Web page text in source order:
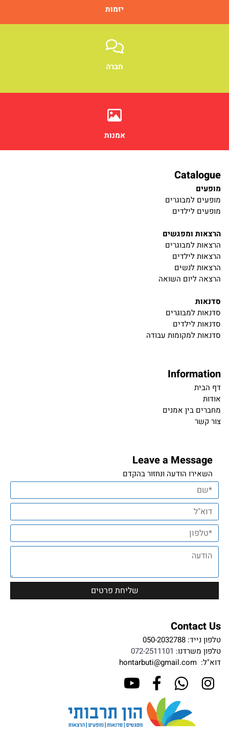
יזמות
חברה
אמנות
Catalogue
מופעים
מופעים למבוגרים
מופעים לילדים
הרצאות ומפגשים
הרצאות למבוגרים
הרצאות לילדים
הרצאות לנשים
הרצאה ליום השואה
סדנאות
סדנאות למבוגרים
סדנאות לילדים
סדנאות למקומות עבודה
Information
דף הבית
אודות
מחברים בין אמנים
צור קשר
Leave a Message
השאירו הודעה ונחזור בהקדם
Contact Us
טלפון נייד: 050-2032788
טלפון משרדנו: 072-2511101
דוא"ל: hontarbuti@gmail.com